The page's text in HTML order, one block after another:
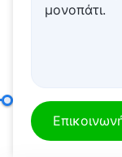
μονοπάτι.